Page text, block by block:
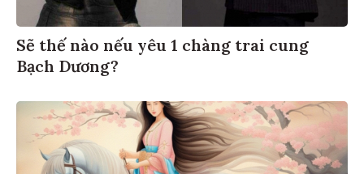
Sẽ thế nào nếu yêu 1 chàng trai cung
Bạch Dương?